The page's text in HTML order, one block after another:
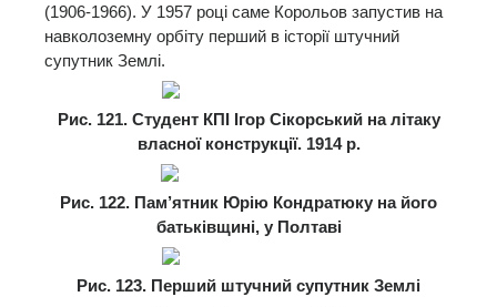
(1906-1966). У 1957 році саме Корольов запустив на
навколоземну орбіту перший в історії штучний
супутник Землі.
Рис. 121. Студент КПІ Ігор Сікорський на літаку
власної конструкції. 1914 р.
Рис. 122. Пам’ятник Юрію Кондратюку на його
батьківщині, у Полтаві
Рис. 123. Перший штучний супутник Землі